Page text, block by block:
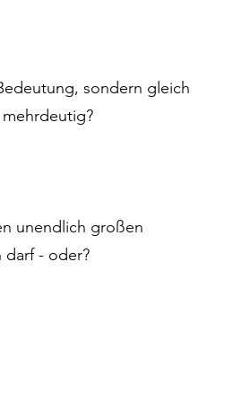
sondern gleich
unendlich großen
darf - oder?